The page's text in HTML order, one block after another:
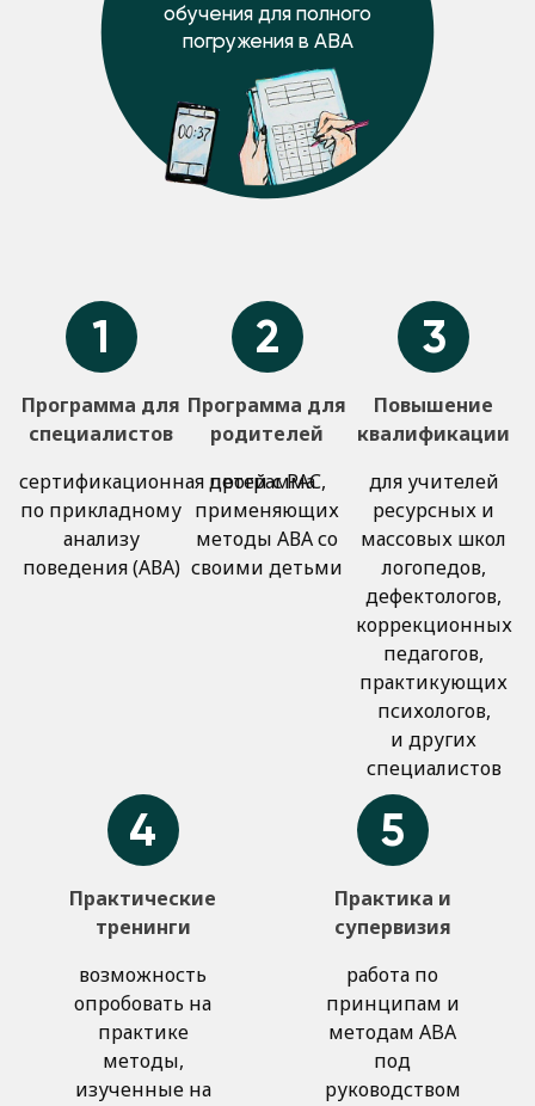
обучения для полного
погружения в АВА
1
Программа для
специалистов
сертификационная программа
по прикладному
анализу
поведения (АВА)
2
Программа для
родителей
детей с РАС,
применяющих
методы АВА со
своими детьми
3
Повышение
квалификации
для учителей
ресурсных и
массовых школ
логопедов,
дефектологов,
коррекционных
педагогов,
практикующих
психологов,
и других
специалистов
4
Практические
тренинги
возможность
опробовать на
практике
методы,
изученные на
5
Практика и
супервизия
работа по
принципам и
методам ABA
под
руководством